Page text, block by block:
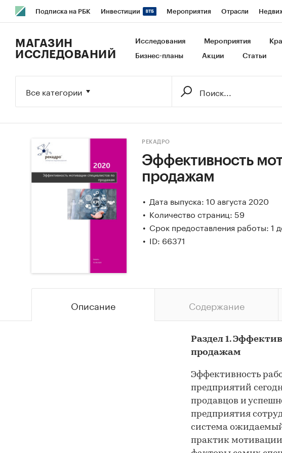
Подписка на РБК Инвестиции Мероприятия Отрасли
Исследования Кредитные рейтинги Франшизы Газета
МАГАЗИН
ИССЛЕДОВАНИЙ
Исследования Мероприятия
Бизнес-планы Акции Статьи
Все категории
РЕКАДРО
Эффективность
продажам
Дата выпуска: 10 августа 2020
Количество страниц: 59
Срок предоставления работы: 1
ID: 66371
Описание Содержание
Раздел 1.
продажам
Эффективность
предприятий
продавцов и
предприятия
система
практик